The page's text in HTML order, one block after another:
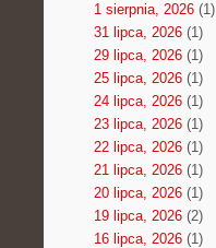
1 sierpnia, 2026(1)
31 lipca, 2026(1)
29 lipca, 2026(1)
25 lipca, 2026(1)
24 lipca, 2026(1)
23 lipca, 2026(1)
22 lipca, 2026(1)
21 lipca, 2026(1)
20 lipca, 2026(1)
19 lipca, 2026(2)
16 lipca, 2026(1)